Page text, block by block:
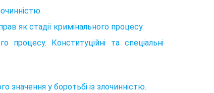
як стадії кримінального процесу.
процесу. Конституційні та спеціальні
значення у боротьбі із злочинністю.